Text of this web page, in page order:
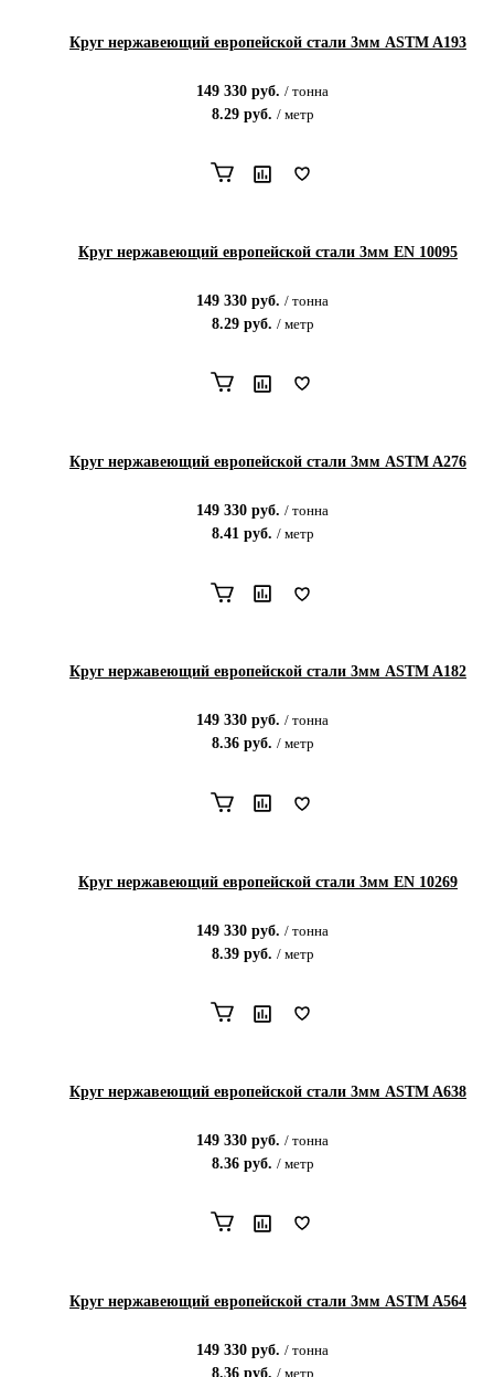
Круг нержавеющий европейской стали 3мм ASTM A193
149 330 руб. / тонна
8.29руб. / метр
Круг нержавеющий европейской стали 3мм EN 10095
149 330 руб. / тонна
8.29руб. / метр
Круг нержавеющий европейской стали 3мм ASTM A276
149 330 руб. / тонна
8.41руб. / метр
Круг нержавеющий европейской стали 3мм ASTM A182
149 330 руб. / тонна
8.36руб. / метр
Круг нержавеющий европейской стали 3мм EN 10269
149 330 руб. / тонна
8.39руб. / метр
Круг нержавеющий европейской стали 3мм ASTM A638
149 330 руб. / тонна
8.36руб. / метр
Круг нержавеющий европейской стали 3мм ASTM A564
149 330 руб. / тонна
8.36руб. / метр